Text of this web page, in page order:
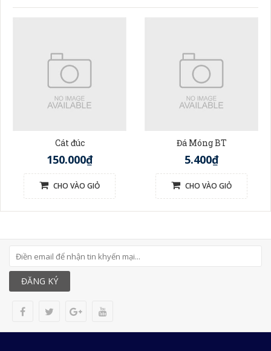
Cát đúc
150.000₫
CHO VÀO GIỎ
Đá Móng BT
5.400₫
CHO VÀO GIỎ
ĐĂNG KÝ